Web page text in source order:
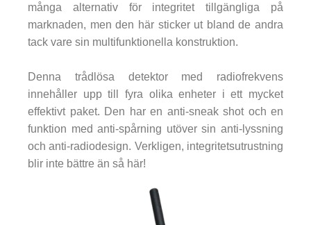
många alternativ för integritet tillgängliga på
marknaden, men den här sticker ut bland de andra
tack vare sin multifunktionella konstruktion.
Denna trådlösa detektor med radiofrekvens
innehåller upp till fyra olika enheter i ett mycket
effektivt paket. Den har en anti-sneak shot och en
funktion med anti-spårning utöver sin anti-lyssning
och anti-radiodesign. Verkligen, integritetsutrustning
blir inte bättre än så här!